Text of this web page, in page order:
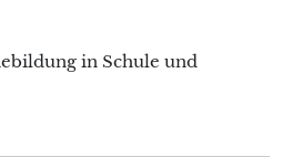
in Schule und